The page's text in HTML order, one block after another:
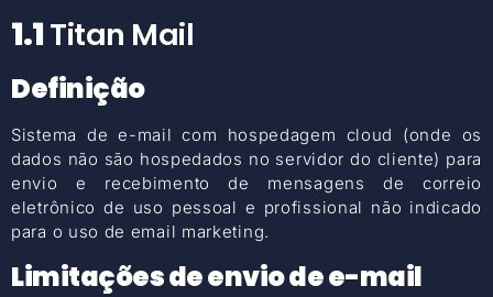
1.1Titan Mail
Definição
Sistema de e-mail com hospedagem cloud (onde os
dados não são hospedados no servidor do cliente) para
envio e recebimento de mensagens de correio
eletrônico de uso pessoal e profissional não indicado
para o uso de email marketing.
Limitações de envio de e-mail